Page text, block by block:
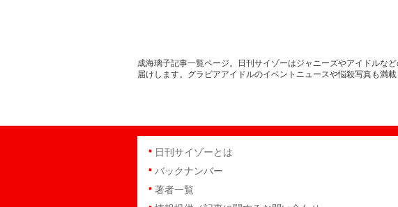
成海璃子記事一覧ページ。日刊サイゾーはジャニーズやアイドルな
届けします。グラビアアイドルのイベントニュースや悩殺写真も満
日刊サイゾーとは
バックナンバー
著者一覧